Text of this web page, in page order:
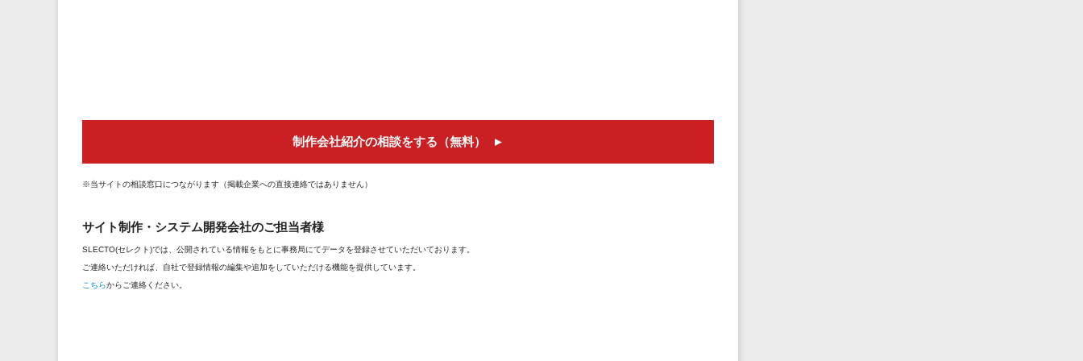
制作会社紹介の相談をする（無料）
※当サイトの相談窓口につながります（掲載企業への直接連絡ではありません）
サイト制作・システム開発会社のご担当者様
SLECTO(セレクト)では、公開されている情報をもとに事務局にてデータを登録させていただいております。
ご連絡いただければ、自社で登録情報の編集や追加をしていただける機能を提供しています。
こちらからご連絡ください。